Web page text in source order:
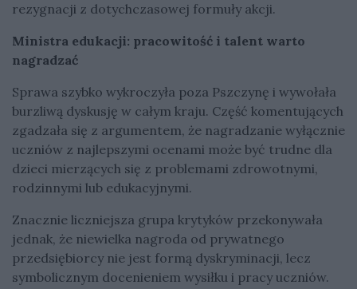
rezygnacji z dotychczasowej formuły akcji.
Ministra edukacji: pracowitość i talent warto
nagradzać
Sprawa szybko wykroczyła poza Pszczynę i wywołała
burzliwą dyskusję w całym kraju. Część komentujących
zgadzała się z argumentem, że nagradzanie wyłącznie
uczniów z najlepszymi ocenami może być trudne dla
dzieci mierzących się z problemami zdrowotnymi,
rodzinnymi lub edukacyjnymi.
Znacznie liczniejsza grupa krytyków przekonywała
jednak, że niewielka nagroda od prywatnego
przedsiębiorcy nie jest formą dyskryminacji, lecz
symbolicznym docenieniem wysiłku i pracy uczniów.